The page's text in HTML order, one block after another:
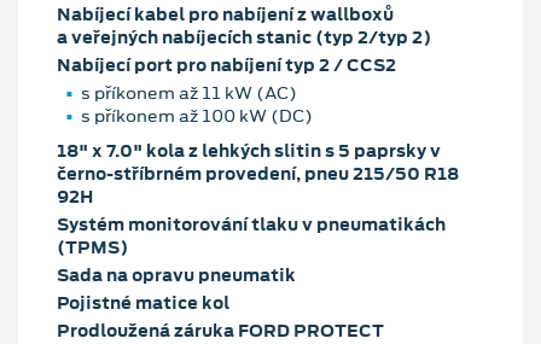
Nabíjecí kabel pro nabíjení z wallboxů
a veřejných nabíjecích stanic (typ 2/typ 2)
Nabíjecí port pro nabíjení typ 2 / CCS2
s příkonem až 11 kW (AC)
s příkonem až 100 kW (DC)
18" x 7.0" kola z lehkých slitin s 5 paprsky v
černo-stříbrném provedení, pneu 215/50 R18
92H
Systém monitorování tlaku v pneumatikách
(TPMS)
Sada na opravu pneumatik
Pojistné matice kol
Prodloužená záruka FORD PROTECT